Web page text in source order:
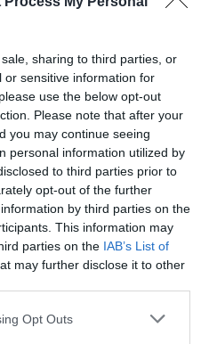
sharing to third parties, or
or sensitive information for
use the below opt-out
Please note that after your
you may continue seeing
personal information utilized by
to third parties prior to
opt-out of the further
by third parties on the
This information may
parties on the IAB’s List of
may further disclose it to other
Opt Outs
Θεσσαλονίκης